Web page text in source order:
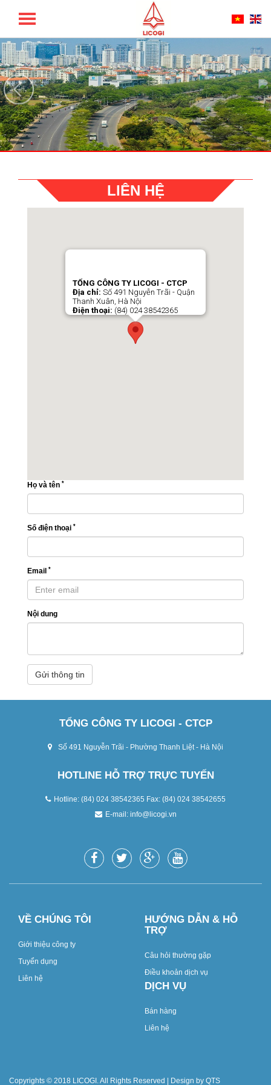
TỔNG CÔNG TY LICOGI - CTCP
LIÊN HỆ
TỔNG CÔNG TY LICOGI - CTCP
Địa chỉ: Số 491 Nguyễn Trãi - Quận
Thanh Xuân, Hà Nội
Điện thoại: (84) 024 38542365
Họ và tên *
Số điện thoại *
Email *
Nội dung
Gửi thông tin
TỔNG CÔNG TY LICOGI - CTCP
Số 491 Nguyễn Trãi - Phường Thanh Liệt - Hà Nội
HOTLINE HỖ TRỢ TRỰC TUYẾN
Hotline: (84) 024 38542365 Fax: (84) 024 38542655
E-mail: info@licogi.vn
VỀ CHÚNG TÔI
Giới thiệu công ty
Tuyển dụng
Liên hệ
HƯỚNG DẪN & HỖ
TRỢ
Câu hỏi thường gặp
Điều khoản dịch vụ
DỊCH VỤ
Bán hàng
Liên hệ
Copyrights © 2018 LICOGI. All Rights Reserved | Design by QTS